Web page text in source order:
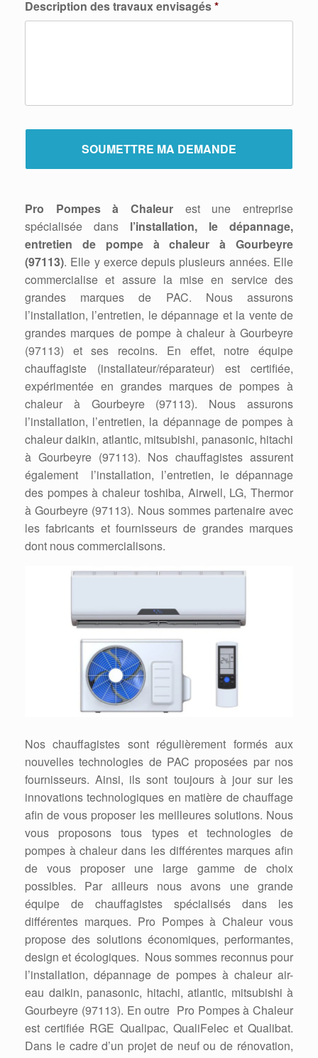
Description des travaux envisagés*
Pro Pompes à Chaleur est une entreprise
spécialisée dans l’installation, le dépannage,
entretien de pompe à chaleur à Gourbeyre
(97113). Elle y exerce depuis plusieurs années. Elle
commercialise et assure la mise en service des
grandes marques de PAC. Nous assurons
l’installation, l’entretien, le dépannage et la vente de
grandes marques de pompe à chaleur à Gourbeyre
(97113) et ses recoins. En effet, notre équipe
chauffagiste (installateur/réparateur) est certifiée,
expérimentée en grandes marques de pompes à
chaleur à Gourbeyre (97113). Nous assurons
l’installation, l’entretien, la dépannage de pompes à
chaleur daikin, atlantic, mitsubishi, panasonic, hitachi
à Gourbeyre (97113). Nos chauffagistes assurent
également l’installation, l’entretien, le dépannage
des pompes à chaleur toshiba, Airwell, LG, Thermor
à Gourbeyre (97113). Nous sommes partenaire avec
les fabricants et fournisseurs de grandes marques
dont nous commercialisons.
Nos chauffagistes sont régulièrement formés aux
nouvelles technologies de PAC proposées par nos
fournisseurs. Ainsi, ils sont toujours à jour sur les
innovations technologiques en matière de chauffage
afin de vous proposer les meilleures solutions. Nous
vous proposons tous types et technologies de
pompes à chaleur dans les différentes marques afin
de vous proposer une large gamme de choix
possibles. Par ailleurs nous avons une grande
équipe de chauffagistes spécialisés dans les
différentes marques. Pro Pompes à Chaleur vous
propose des solutions économiques, performantes,
design et écologiques. Nous sommes reconnus pour
l’installation, dépannage de pompes à chaleur air-
eau daikin, panasonic, hitachi, atlantic, mitsubishi à
Gourbeyre (97113). En outre Pro Pompes à Chaleur
est certifiée RGE Qualipac, QualiFelec et Qualibat.
Dans le cadre d’un projet de neuf ou de rénovation,